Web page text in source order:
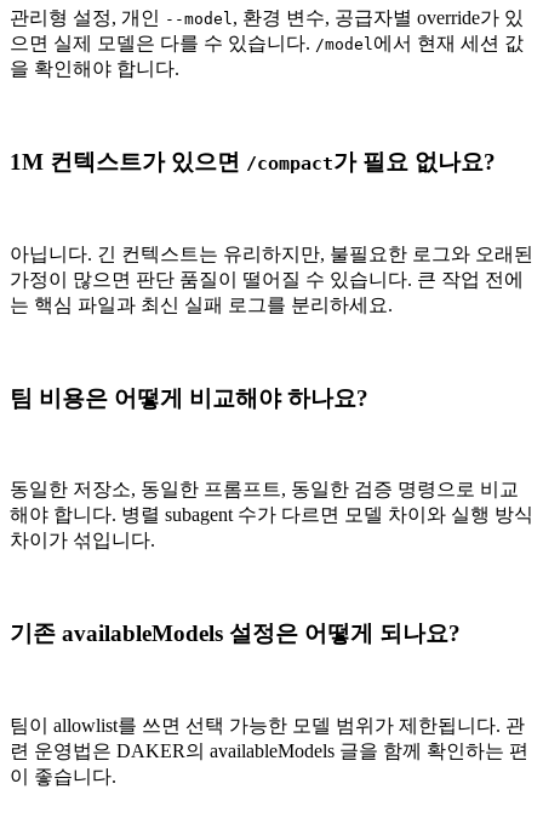
관리형 설정, 개인 --model, 환경 변수, 공급자별 override가 있
으면 실제 모델은 다를 수 있습니다. /model에서 현재 세션 값
을 확인해야 합니다.
1M 컨텍스트가 있으면 /compact가 필요 없나요?
아닙니다. 긴 컨텍스트는 유리하지만, 불필요한 로그와 오래된
가정이 많으면 판단 품질이 떨어질 수 있습니다. 큰 작업 전에
는 핵심 파일과 최신 실패 로그를 분리하세요.
팀 비용은 어떻게 비교해야 하나요?
동일한 저장소, 동일한 프롬프트, 동일한 검증 명령으로 비교
해야 합니다. 병렬 subagent 수가 다르면 모델 차이와 실행 방식
차이가 섞입니다.
기존 availableModels 설정은 어떻게 되나요?
팀이 allowlist를 쓰면 선택 가능한 모델 범위가 제한됩니다. 관
련 운영법은 DAKER의 availableModels 글을 함께 확인하는 편
이 좋습니다.